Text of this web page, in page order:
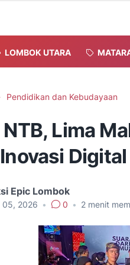
LOMBOK UTARA
Pendidikan dan Kebudayaan
Lima
Epic Lombok
05, 2026 • 0 • 2 menit